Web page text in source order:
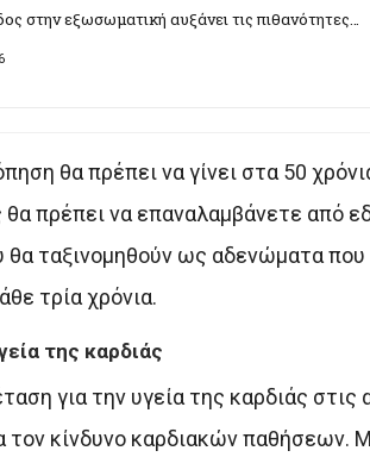
στην εξωσωματική αυξάνει τις πιθανότητες…
θα πρέπει να γίνει στα 50
πρέπει να επαναλαμβάνετε από
ταξινομηθούν ως αδενώματα που
τρία χρόνια.
της καρδιάς
για την υγεία της καρδιάς
τον κίνδυνο καρδιακών παθήσεων.